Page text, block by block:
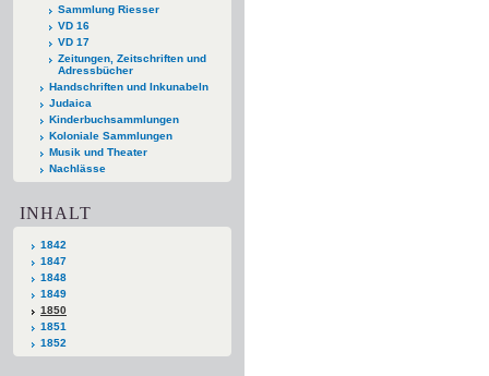
Sammlung Riesser
VD 16
VD 17
Zeitungen, Zeitschriften und
Adressbücher
Handschriften und Inkunabeln
Judaica
Kinderbuchsammlungen
Koloniale Sammlungen
Musik und Theater
Nachlässe
INHALT
1842
1847
1848
1849
1850
1851
1852